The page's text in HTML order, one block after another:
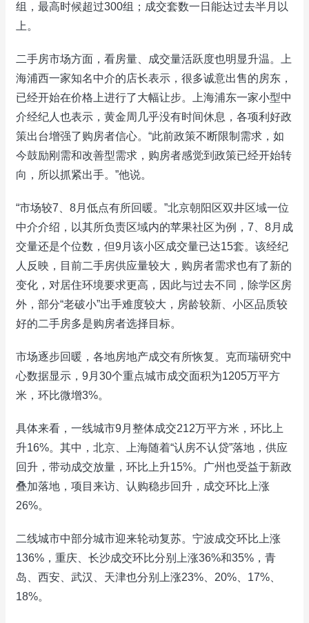
组，最高时候超过300组；成交套数一日能达过去半月以
上。
二手房市场方面，看房量、成交量活跃度也明显升温。上
海浦西一家知名中介的店长表示，很多诚意出售的房东，
已经开始在价格上进行了大幅让步。上海浦东一家小型中
介经纪人也表示，黄金周几乎没有时间休息，各项利好政
策出台增强了购房者信心。“此前政策不断限制需求，如
今鼓励刚需和改善型需求，购房者感觉到政策已经开始转
向，所以抓紧出手。”他说。
“市场较7、8月低点有所回暖。”北京朝阳区双井区域一位
中介介绍，以其所负责区域内的苹果社区为例，7、8月成
交量还是个位数，但9月该小区成交量已达15套。该经纪
人反映，目前二手房供应量较大，购房者需求也有了新的
变化，对居住环境要求更高，因此与过去不同，除学区房
外，部分“老破小”出手难度较大，房龄较新、小区品质较
好的二手房多是购房者选择目标。
市场逐步回暖，各地房地产成交有所恢复。克而瑞研究中
心数据显示，9月30个重点城市成交面积为1205万平方
米，环比微增3%。
具体来看，一线城市9月整体成交212万平方米，环比上
升16%。其中，北京、上海随着“认房不认贷”落地，供应
回升，带动成交放量，环比上升15%。广州也受益于新政
叠加落地，项目来访、认购稳步回升，成交环比上涨
26%。
二线城市中部分城市迎来轮动复苏。宁波成交环比上涨
136%，重庆、长沙成交环比分别上涨36%和35%，青
岛、西安、武汉、天津也分别上涨23%、20%、17%、
18%。